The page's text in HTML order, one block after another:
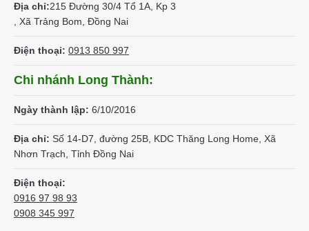
Địa chỉ:215 Đường 30/4 Tổ 1A, Kp 3
, Xã Trảng Bom, Đồng Nai
Điện thoại: 0913 850 997
Chi nhánh Long Thành:
Ngày thành lập: 6/10/2016
Địa chỉ: Số 14-D7, đường 25B, KDC Thăng Long Home, Xã
Nhơn Trạch, Tỉnh Đồng Nai
Điện thoại:
0916 97 98 93
0908 345 997